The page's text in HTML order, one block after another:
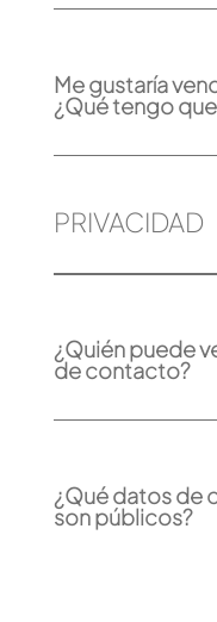
Me gustaría
¿Qué tengo
PRIVACIDAD
¿Quién puede
de contacto?
¿Qué datos de
son públicos?